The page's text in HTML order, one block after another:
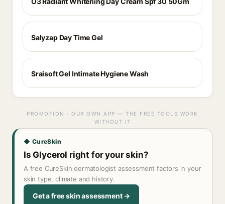
Salyzap Day Time Gel
Sraisoft Gel Intimate Hygiene Wash
PROMOTION · OUR OWN APP — THE FREE TOOLS WORK
WITHOUT IT
◆ CureSkin
Is Glycerol right for your skin?
A free CureSkin dermatologist assessment factors in your
skin type, climate and history.
Get a free skin assessment →